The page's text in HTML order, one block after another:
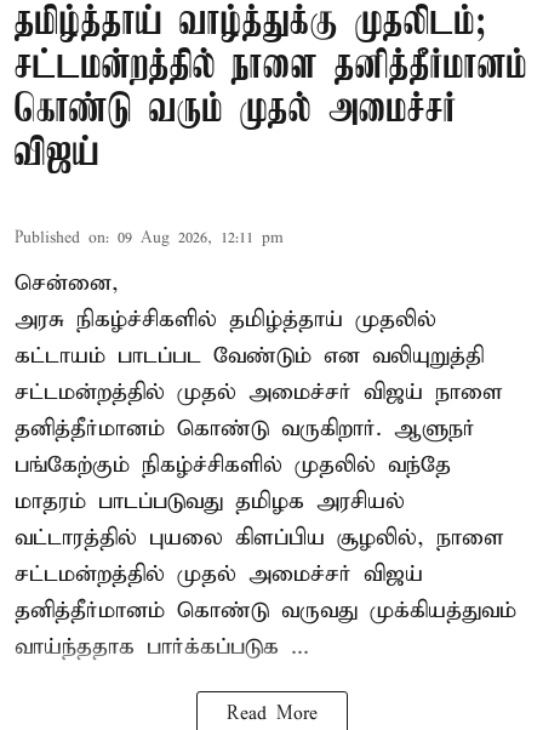
தமிழ்த்தாய் வாழ்த்துக்கு முதலிடம்;
சட்டமன்றத்தில் நாளை தனித்தீர்மானம்
கொண்டு வரும் முதல் அமைச்சர்
விஜய்
Published on: 09 Aug 2026, 12:11 pm
சென்னை,
அரசு நிகழ்ச்சிகளில் தமிழ்த்தாய் முதலில்
கட்டாயம் பாடப்பட வேண்டும் என வலியுறுத்தி
சட்டமன்றத்தில் முதல் அமைச்சர் விஜய் நாளை
தனித்தீர்மானம் கொண்டு வருகிறார். ஆளுநர்
பங்கேற்கும் நிகழ்ச்சிகளில் முதலில் வந்தே
மாதரம் பாடப்படுவது தமிழக அரசியல்
வட்டாரத்தில் புயலை கிளப்பிய சூழலில், நாளை
சட்டமன்றத்தில் முதல் அமைச்சர் விஜய்
தனித்தீர்மானம் கொண்டு வருவது முக்கியத்துவம்
வாய்ந்ததாக பார்க்கப்படுக ...
Read More